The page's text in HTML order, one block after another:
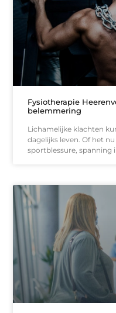
Fysiotherapie
belemmering
Lichamelijke klachten
dagelijks leven. Of het
sportblessure, spanning